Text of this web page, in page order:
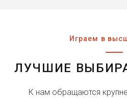
Играем в
ЛУЧШИЕ
К нам обращаются